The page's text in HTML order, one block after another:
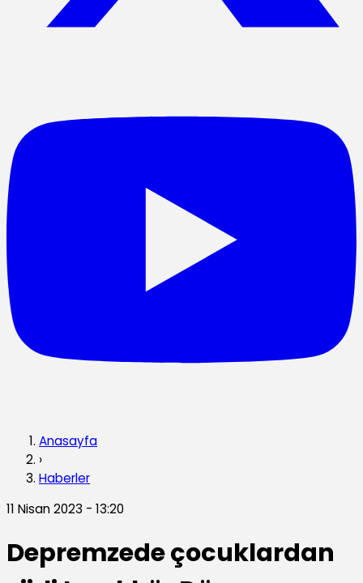
Anasayfa
›
Haberler
11 Nisan 2023 - 13:20
Depremzede çocuklardan